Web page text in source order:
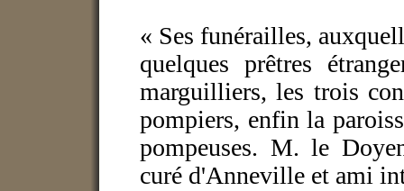
« Ses funérailles,
quelques prêtres
marguilliers, les trois
pompiers, enfin la
pompeuses. M. le
curé d'Anneville et ami